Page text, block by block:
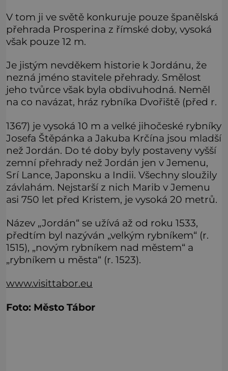
V tom ji ve světě konkuruje pouze španělská
přehrada Prosperina z římské doby, vysoká
však pouze 12 m.
Je jistým nevděkem historie k Jordánu, že
nezná jméno stavitele přehrady. Smělost
jeho tvůrce však byla obdivuhodná. Neměl
na co navázat, hráz rybníka Dvořiště (před r.
1367) je vysoká 10 m a velké jihočeské rybníky
Josefa Štěpánka a Jakuba Krčína jsou mladší
než Jordán. Do té doby byly postaveny vyšší
zemní přehrady než Jordán jen v Jemenu,
Srí Lance, Japonsku a Indii. Všechny sloužily
závlahám. Nejstarší z nich Marib v Jemenu
asi 750 let před Kristem, je vysoká 20 metrů.
Název „Jordán“ se užívá až od roku 1533,
předtím byl nazýván „velkým rybníkem“ (r.
1515), „novým rybníkem nad městem“ a
„rybníkem u města“ (r. 1523).
www.visittabor.eu
Foto: Město Tábor